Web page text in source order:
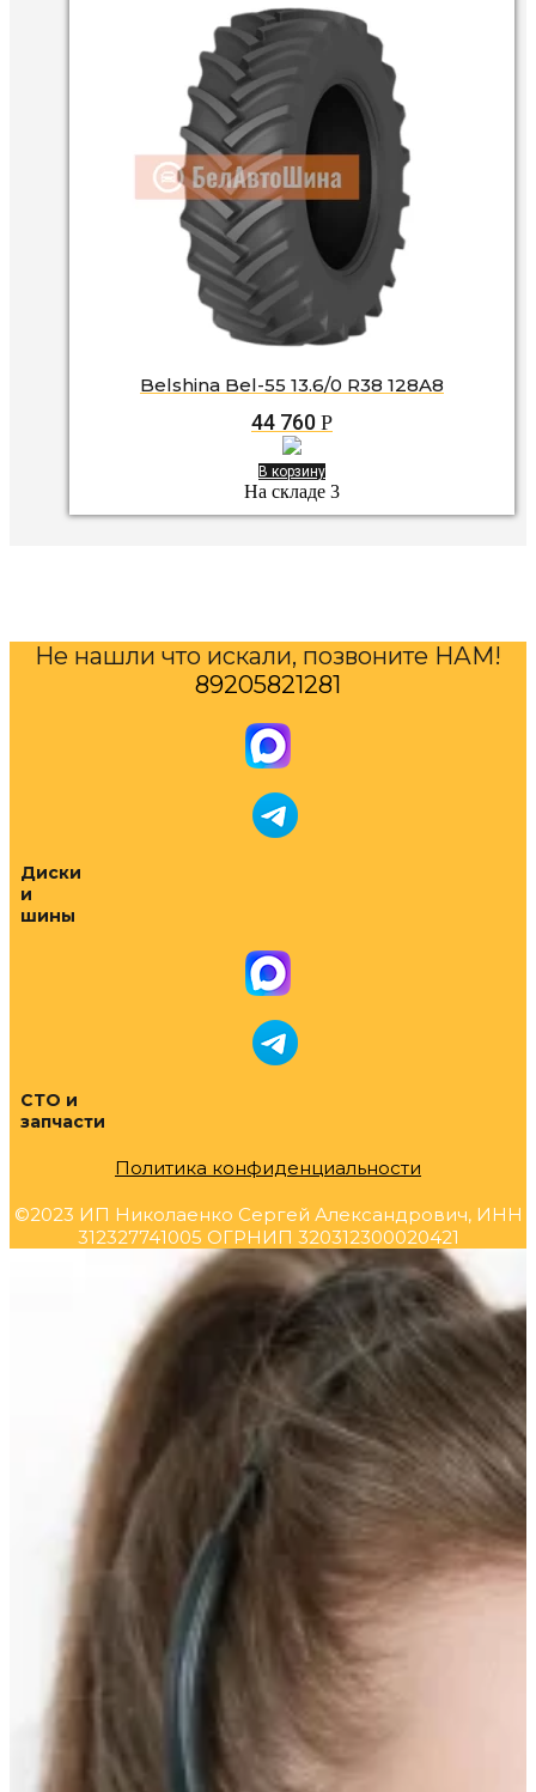
Belshina Bel-55 13.6/0 R38 128A8
44 760 Р
В корзину
На складе 3
Не нашли что искали, позвоните НАМ!
89205821281
Диски
и
шины
СТО и
запчасти
Политика конфиденциальности
©2023 ИП Николаенко Сергей Александрович, ИНН
312327741005 ОГРНИП 320312300020421